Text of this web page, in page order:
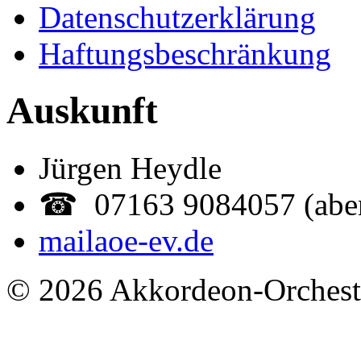
Datenschutzerklärung
Haftungsbeschränkung
Auskunft
Jürgen Heydle
☎ 07163 9084057
mailaoe-ev.de
© 2026 Akkordeon-